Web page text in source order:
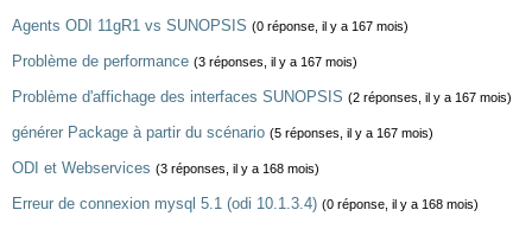
Agents ODI 11gR1 vs SUNOPSIS (0 réponse, il y a 167 mois)
Problème de performance (3 réponses, il y a 167 mois)
Problème d'affichage des interfaces SUNOPSIS (2 réponses, il y a 167 mois)
générer Package à partir du scénario (5 réponses, il y a 167 mois)
ODI et Webservices (3 réponses, il y a 168 mois)
Erreur de connexion mysql 5.1 (odi 10.1.3.4) (0 réponse, il y a 168 mois)